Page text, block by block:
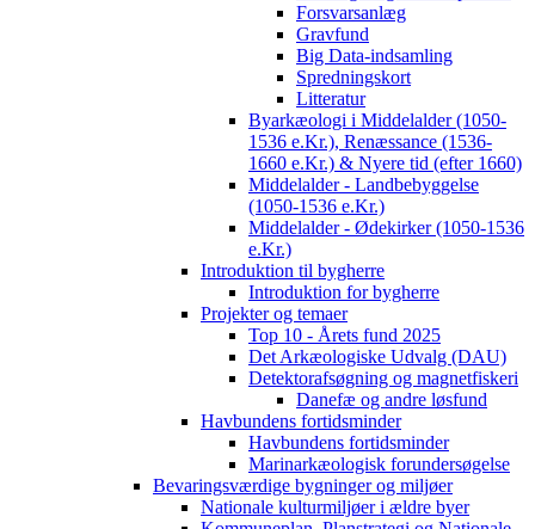
Forsvarsanlæg
Gravfund
Big Data-indsamling
Spredningskort
Litteratur
Byarkæologi i Middelalder (1050-
1536 e.Kr.), Renæssance (1536-
1660 e.Kr.) & Nyere tid (efter 1660)
Middelalder - Landbebyggelse
(1050-1536 e.Kr.)
Middelalder - Ødekirker (1050-1536
e.Kr.)
Introduktion til bygherre
Introduktion for bygherre
Projekter og temaer
Top 10 - Årets fund 2025
Det Arkæologiske Udvalg (DAU)
Detektorafsøgning og magnetfiskeri
Danefæ og andre løsfund
Havbundens fortidsminder
Havbundens fortidsminder
Marinarkæologisk forundersøgelse
Bevaringsværdige bygninger og miljøer
Nationale kulturmiljøer i ældre byer